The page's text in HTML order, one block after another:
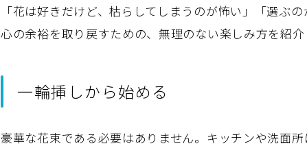
「花は好きだけど、枯らしてしまうのが怖い」「選ぶ
心の余裕を取り戻すための、無理のない楽しみ方を紹介
一輪挿しから始める
豪華な花束である必要はありません。キッチンや洗面